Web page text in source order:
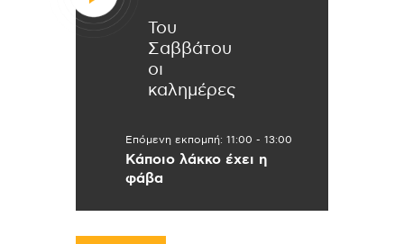
Του
Σαββάτου
οι
καλημέρες
Επόμενη εκπομπή: 11:00 - 13:00
Κάποιο λάκκο έχει η
φάβα